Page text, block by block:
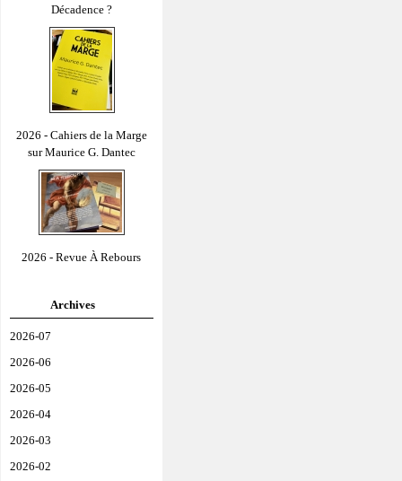
Décadence ?
2026 - Cahiers de la Marge
sur Maurice G. Dantec
2026 - Revue À Rebours
Archives
2026-07
2026-06
2026-05
2026-04
2026-03
2026-02